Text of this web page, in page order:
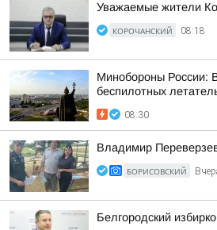
Уважаемые жители
КОРОЧАНСКИЙ 08:18
Минобороны России:
беспилотных
08:30
Владимир
БОРИСОВСКИЙ
Белгородский